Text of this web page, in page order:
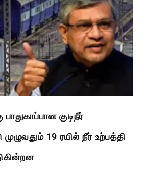
குடிநீர்
19 ரயில் நீர் உற்பத்தி